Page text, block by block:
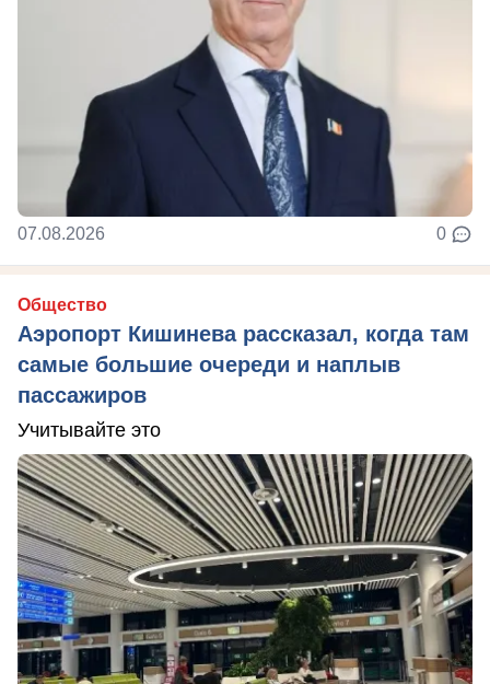
07.08.2026 0
Общество
Аэропорт Кишинева рассказал, когда там
самые большие очереди и наплыв
пассажиров
Учитывайте это